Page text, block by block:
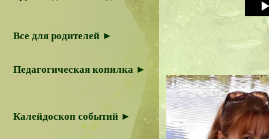
Все для родителей ►
Педагогическая копилка ►
Калейдоскоп событий ►